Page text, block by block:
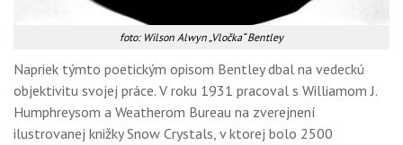
foto: Wilson Alwyn „Vločka“ Bentley
Napriek týmto poetickým opisom Bentley dbal na vedeckú
objektivitu svojej práce. V roku 1931 pracoval s Williamom J.
Humphreysom a Weatherom Bureau na zverejnení
ilustrovanej knižky Snow Crystals, v ktorej bolo 2500